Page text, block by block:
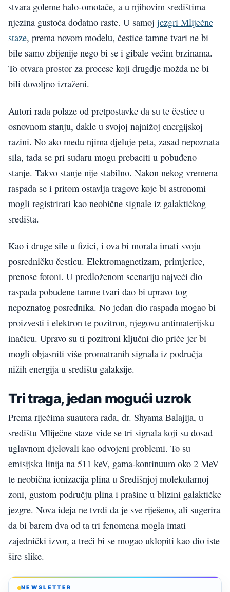
stvara goleme halo-omotače, a u njihovim središtima
njezina gustoća dodatno raste. U samoj jezgri Mliječne
staze, prema novom modelu, čestice tamne tvari ne bi
bile samo zbijenije nego bi se i gibale većim brzinama.
To otvara prostor za procese koji drugdje možda ne bi
bili dovoljno izraženi.
Autori rada polaze od pretpostavke da su te čestice u
osnovnom stanju, dakle u svojoj najnižoj energijskoj
razini. No ako među njima djeluje peta, zasad nepoznata
sila, tada se pri sudaru mogu prebaciti u pobuđeno
stanje. Takvo stanje nije stabilno. Nakon nekog vremena
raspada se i pritom ostavlja tragove koje bi astronomi
mogli registrirati kao neobične signale iz galaktičkog
središta.
Kao i druge sile u fizici, i ova bi morala imati svoju
posredničku česticu. Elektromagnetizam, primjerice,
prenose fotoni. U predloženom scenariju najveći dio
raspada pobuđene tamne tvari dao bi upravo tog
nepoznatog posrednika. No jedan dio raspada mogao bi
proizvesti i elektron te pozitron, njegovu antimaterijsku
inačicu. Upravo su ti pozitroni ključni dio priče jer bi
mogli objasniti više promatranih signala iz područja
nižih energija u središtu galaksije.
Tri traga, jedan mogući uzrok
Prema riječima suautora rada, dr. Shyama Balajija, u
središtu Mliječne staze vide se tri signala koji su dosad
uglavnom djelovali kao odvojeni problemi. To su
emisijska linija na 511 keV, gama-kontinuum oko 2 MeV
te neobična ionizacija plina u Središnjoj molekularnoj
zoni, gustom području plina i prašine u blizini galaktičke
jezgre. Nova ideja ne tvrdi da je sve riješeno, ali sugerira
da bi barem dva od ta tri fenomena mogla imati
zajednički izvor, a treći bi se mogao uklopiti kao dio iste
šire slike.
NEWSLETTER